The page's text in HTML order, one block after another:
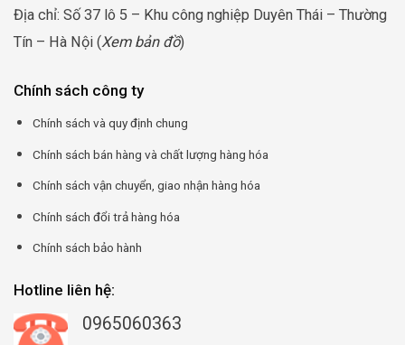
Địa chỉ: Số 37 lô 5 – Khu công nghiệp Duyên Thái – Thường
Tín – Hà Nội (Xem bản đồ)
Chính sách công ty
Chính sách và quy định chung
Chính sách bán hàng và chất lượng hàng hóa
Chính sách vận chuyển, giao nhận hàng hóa
Chính sách đổi trả hàng hóa
Chính sách bảo hành
Hotline liên hệ:
0965060363